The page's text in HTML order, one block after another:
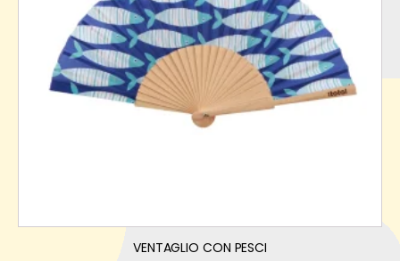
VENTAGLIO CON PESCI